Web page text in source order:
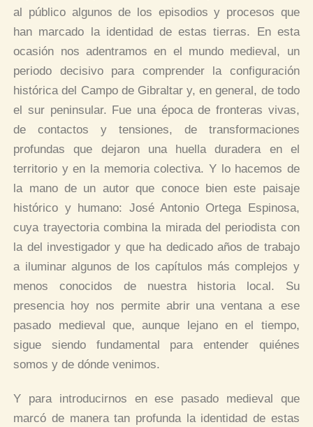
al público algunos de los episodios y procesos que
han marcado la identidad de estas tierras. En esta
ocasión nos adentramos en el mundo medieval, un
periodo decisivo para comprender la configuración
histórica del Campo de Gibraltar y, en general, de todo
el sur peninsular. Fue una época de fronteras vivas,
de contactos y tensiones, de transformaciones
profundas que dejaron una huella duradera en el
territorio y en la memoria colectiva. Y lo hacemos de
la mano de un autor que conoce bien este paisaje
histórico y humano: José Antonio Ortega Espinosa,
cuya trayectoria combina la mirada del periodista con
la del investigador y que ha dedicado años de trabajo
a iluminar algunos de los capítulos más complejos y
menos conocidos de nuestra historia local. Su
presencia hoy nos permite abrir una ventana a ese
pasado medieval que, aunque lejano en el tiempo,
sigue siendo fundamental para entender quiénes
somos y de dónde venimos.
Y para introducirnos en ese pasado medieval que
marcó de manera tan profunda la identidad de estas